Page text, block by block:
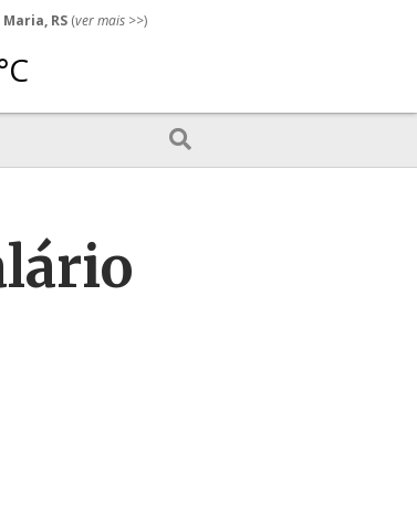
RS (ver mais >>)